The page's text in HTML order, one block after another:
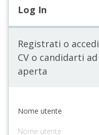
Log In
Registrati o
CV o candidarti
aperta
Nome utente